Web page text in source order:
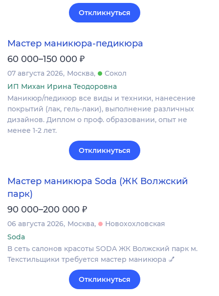
Откликнуться
Мастер маникюра-педикюра
60 000–150 000 ₽
07 августа 2026 Москва
Сокол
ИП Михан Ирина Теодоровна
Маникюр/педикюр все виды и техники, нанесение
покрытий (лак, гель-лаки), выполнение различных
дизайнов. Диплом о проф. образовании, опыт не
менее 1-2 лет.
Откликнуться
Мастер маникюра Soda (ЖК Волжский
парк)
90 000–200 000 ₽
06 августа 2026 Москва
Новохохловская
Soda
В сеть салонов красоты SODA ЖК Волжский парк м.
Текстильщики требуется мастер маникюра 💅
Откликнуться